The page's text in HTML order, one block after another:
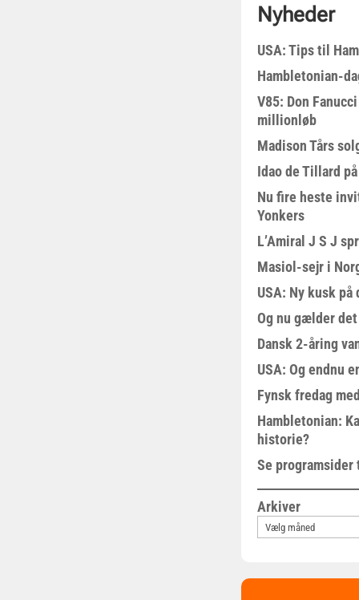
Nyheder
USA: Tips til
Hambletonian-
V85: Don
millionløb
Madison Tårs
Idao de Tillard
Nu fire heste
Yonkers
L’Amiral J S J
Masiol-sejr i
USA: Ny kusk på
Og nu gælder
Dansk 2-åring
USA: Og endnu
Fynsk fredag
Hambletonian:
historie?
Se
Arkiver